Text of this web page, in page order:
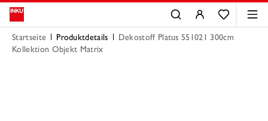
Startseite Produktdetails
Dekostoff Platus 551021 300cm
Kollektion Objekt Matrix